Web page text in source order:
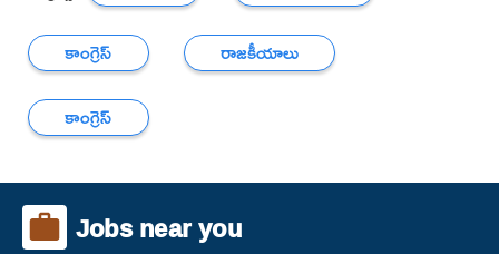
కాంగ్రెస్
రాజకీయాలు
కాంగ్రెస్
Jobs near you